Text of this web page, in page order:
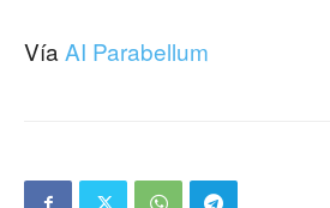
Vía AI Parabellum